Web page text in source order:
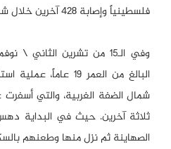
فلسطينياً وإصابة 428 آخرين خلال شهر تشرين الثاني.
وفي الـ15 من تشرين
البالغ من العمر 19
شمال الضفة الغربية، والتي
ثلاثة آخرين. حيث في البداية
الصهاينة ثم نزل منها وطعنهم